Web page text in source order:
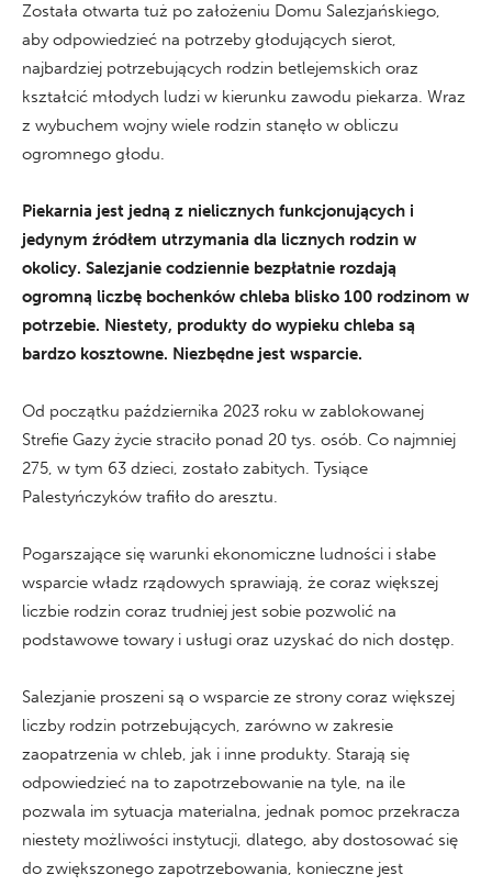
Została otwarta tuż po założeniu Domu Salezjańskiego,
aby odpowiedzieć na potrzeby głodujących sierot,
najbardziej potrzebujących rodzin betlejemskich oraz
kształcić młodych ludzi w kierunku zawodu piekarza. Wraz
z wybuchem wojny wiele rodzin stanęło w obliczu
ogromnego głodu.
Piekarnia jest jedną z nielicznych funkcjonujących i
jedynym źródłem utrzymania dla licznych rodzin w
okolicy. Salezjanie codziennie bezpłatnie rozdają
ogromną liczbę bochenków chleba blisko 100 rodzinom w
potrzebie. Niestety, produkty do wypieku chleba są
bardzo kosztowne. Niezbędne jest wsparcie.
Od początku października 2023 roku w zablokowanej
Strefie Gazy życie straciło ponad 20 tys. osób. Co najmniej
275, w tym 63 dzieci, zostało zabitych. Tysiące
Palestyńczyków trafiło do aresztu.
Pogarszające się warunki ekonomiczne ludności i słabe
wsparcie władz rządowych sprawiają, że coraz większej
liczbie rodzin coraz trudniej jest sobie pozwolić na
podstawowe towary i usługi oraz uzyskać do nich dostęp.
Salezjanie proszeni są o wsparcie ze strony coraz większej
liczby rodzin potrzebujących, zarówno w zakresie
zaopatrzenia w chleb, jak i inne produkty. Starają się
odpowiedzieć na to zapotrzebowanie na tyle, na ile
pozwala im sytuacja materialna, jednak pomoc przekracza
niestety możliwości instytucji, dlatego, aby dostosować się
do zwiększonego zapotrzebowania, konieczne jest